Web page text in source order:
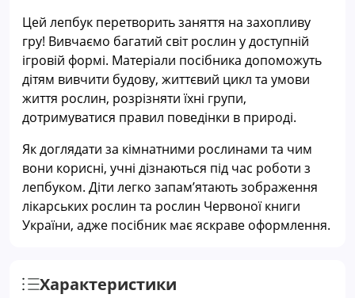
Цей лепбук перетворить заняття на захопливу
гру! Вивчаємо багатий світ рослин у доступній
ігровій формі. Матеріали посібника допоможуть
дітям вивчити будову, життєвий цикл та умови
життя рослин, розрізняти їхні групи,
дотримуватися правил поведінки в природі.
Як доглядати за кімнатними рослинами та чим
вони корисні, учні дізнаються під час роботи з
лепбуком. Діти легко запам’ятають зображення
лікарських рослин та рослин Червоної книги
України, адже посібник має яскраве оформлення.
Характеристики